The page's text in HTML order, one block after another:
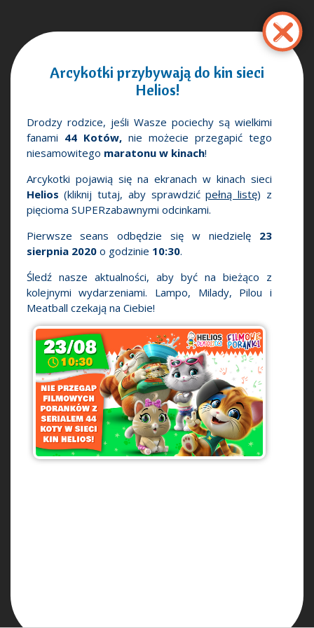
Arcykotki przybywają do kin sieci
Helios!
Drodzy rodzice, jeśli Wasze pociechy są wielkimi
fanami 44 Kotów,nie możecie przegapić tego
niesamowitego maratonu w kinach!
Arcykotki pojawią się na ekranach w kinach sieci
Helios (kliknij tutaj, aby sprawdzićpełną listę) z
pięcioma SUPERzabawnymi odcinkami.
Pierwsze seans odbędzie się w niedzielę 23
sierpnia 2020o godzinie 10:30.
Śledź nasze aktualności, aby być na bieżąco z
kolejnymi wydarzeniami. Lampo, Milady, Pilou i
Meatball czekają na Ciebie!